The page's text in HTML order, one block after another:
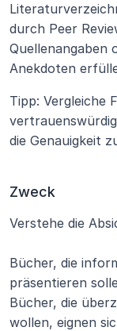
durch Peer
Quellenangaben
Anekdoten
Tipp: Vergleiche
die Genauigkeit
Zweck
Verstehe die
Bücher, die
präsentieren
Bücher, die
wollen, eignen